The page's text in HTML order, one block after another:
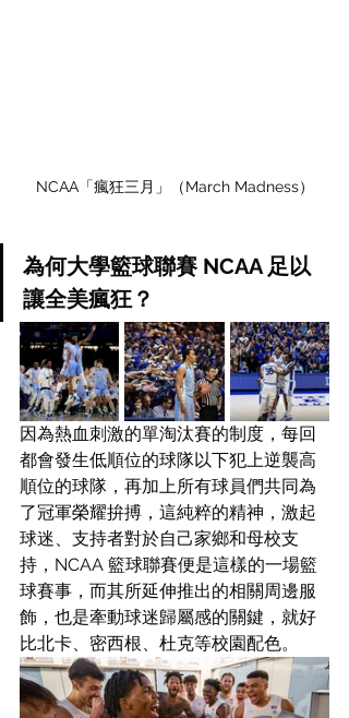
NCAA「瘋狂三月」（March Madness）
為何大學籃球聯賽 NCAA 足以
讓全美瘋狂？
因為熱血刺激的單淘汰賽的制度，每回
都會發生低順位的球隊以下犯上逆襲高
順位的球隊，再加上所有球員們共同為
了冠軍榮耀拚搏，這純粹的精神，激起
球迷、支持者對於自己家鄉和母校支
持，NCAA 籃球聯賽便是這樣的一場籃
球賽事，而其所延伸推出的相關周邊服
飾，也是牽動球迷歸屬感的關鍵，就好
比北卡、密西根、杜克等校園配色。